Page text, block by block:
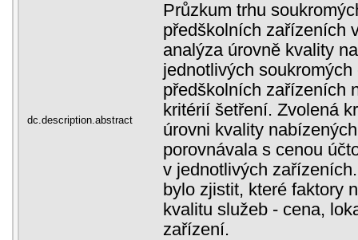
dc.description.abstract
Průzkum trhu
předškolních zařízeních
analýza úrovně kvality
jednotlivých
předškolních zařízeních
kritérií šetření. Zvolená
úrovni kvality
porovnávala s cenou
v jednotlivých
bylo zjistit, které faktory
kvalitu služeb - cena,
zařízení.